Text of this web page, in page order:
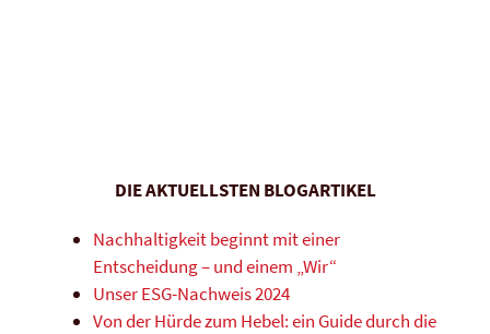
DIE AKTUELLSTEN BLOGARTIKEL
Nachhaltigkeit beginnt mit einer
Entscheidung – und einem „Wir“
Unser ESG-Nachweis 2024
Von der Hürde zum Hebel: ein Guide durch die